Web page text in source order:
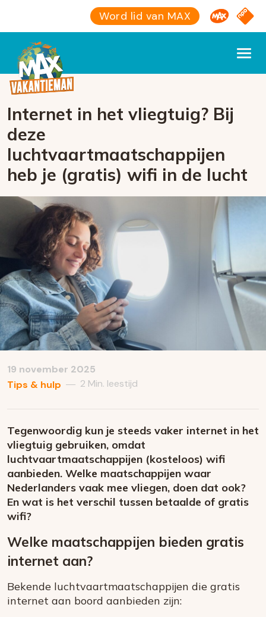
Word lid van MAX Omroep
NPO
Internet in het vliegtuig? Bij
deze
luchtvaartmaatschappijen
heb je (gratis) wifi in de lucht
19 november 2025
Tips & hulp — 2 Min. leestijd
Tegenwoordig kun je steeds vaker internet in het
vliegtuig gebruiken, omdat
luchtvaartmaatschappijen (kosteloos) wifi
aanbieden. Welke maatschappijen waar
Nederlanders vaak mee vliegen, doen dat ook?
En wat is het verschil tussen betaalde of gratis
wifi?
Welke maatschappijen bieden gratis
internet aan?
Bekende luchtvaartmaatschappijen die gratis
internet aan boord aanbieden zijn: